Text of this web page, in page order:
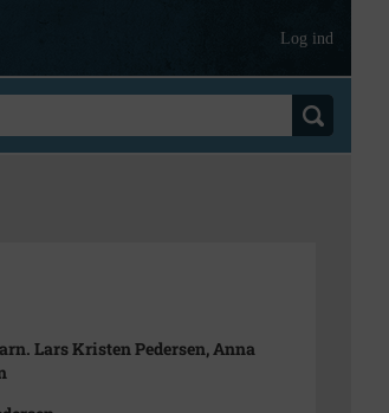
Log ind
Lars Kristen Pedersen, Anna